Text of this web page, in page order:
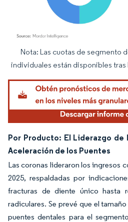
Imagen © Mordor Intelligence. El uso
Nota: Las cuotas de segmento
individuales están disponibles
Por Producto: El Liderazgo de
Aceleración de los Puentes
Las coronas lideraron los ingresos
2025, respaldadas por
fracturas de diente único hasta
radiculares. Se prevé que el
puentes dentales para el